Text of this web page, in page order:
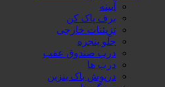
آیینه
برف پاک کن
تزِیئنات خارجی
جلو پنجره
درب صندوق عقب
درب ها
درپوش باک بنزین